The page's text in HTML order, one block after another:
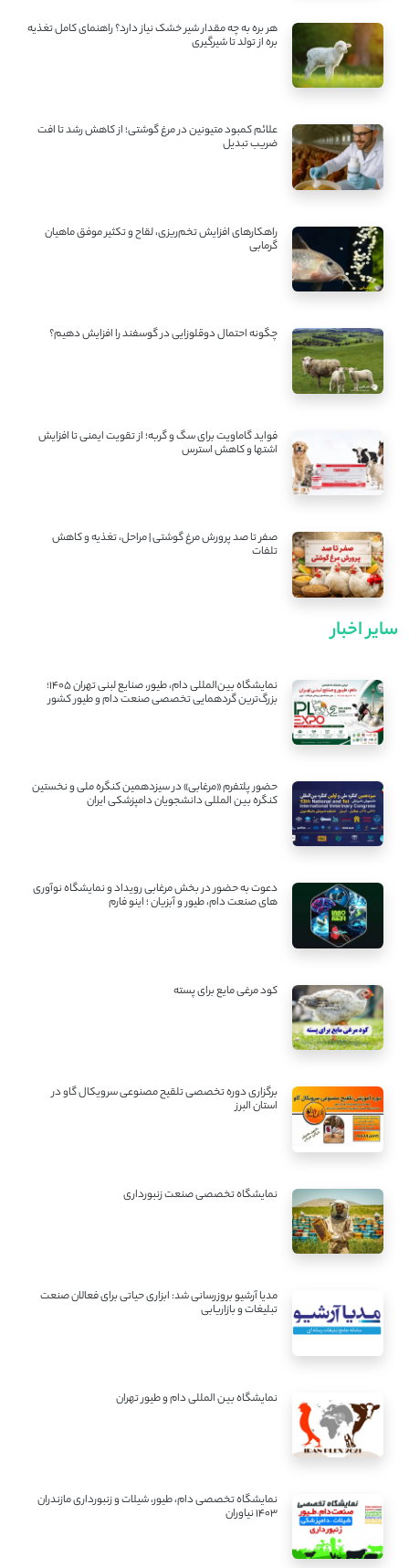
هر بره به چه مقدار شیر خشک نیاز دارد؟ راهنمای کامل تغذیه
بره از تولد تا شیرگیری
علائم کمبود متیونین در مرغ گوشتی؛ از کاهش رشد تا افت
ضریب تبدیل
راهکارهای افزایش تخم‌ریزی، لقاح و تکثیر موفق ماهیان
گرمابی
چگونه احتمال دوقلوزایی در گوسفند را افزایش دهیم؟
فواید گاماویت برای سگ و گربه؛ از تقویت ایمنی تا افزایش
اشتها و کاهش استرس
صفر تا صد پرورش مرغ گوشتی | مراحل، تغذیه و کاهش
تلفات
سایر اخبار
نمایشگاه بین‌المللی دام، طیور، صنایع لبنی تهران ۱۴۰۵؛
بزرگ‌ترین گردهمایی تخصصی صنعت دام و طیور کشور
حضور پلتفرم «مرغابی» در سیزدهمین کنگره ملی و نخستین
کنگره بین ‌المللی دانشجویان دامپزشکی ایران
دعوت به حضور در بخش مرغابی رویداد و نمایشگاه نوآوری
های صنعت دام، طیور و آبزیان ؛ اینو فارم
کود مرغی مایع برای پسته
برگزاری دوره تخصصی تلقیح مصنوعی سرویکال گاو در
استان البرز
نمایشگاه تخصصی صنعت زنبورداری
مدیا آرشیو بروزرسانی شد: ابزاری حیاتی برای فعالان صنعت
تبلیغات و بازاریابی
نمایشگاه بین المللی دام و طیور تهران
نمایشگاه تخصصی دام، طیور، شیلات و زنبورداری مازندران
1403 نیاوران